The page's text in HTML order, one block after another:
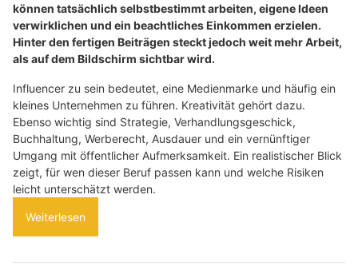
können tatsächlich selbstbestimmt arbeiten, eigene Ideen
verwirklichen und ein beachtliches Einkommen erzielen.
Hinter den fertigen Beiträgen steckt jedoch weit mehr Arbeit,
als auf dem Bildschirm sichtbar wird.
Influencer zu sein bedeutet, eine Medienmarke und häufig ein
kleines Unternehmen zu führen. Kreativität gehört dazu.
Ebenso wichtig sind Strategie, Verhandlungsgeschick,
Buchhaltung, Werberecht, Ausdauer und ein vernünftiger
Umgang mit öffentlicher Aufmerksamkeit. Ein realistischer Blick
zeigt, für wen dieser Beruf passen kann und welche Risiken
leicht unterschätzt werden.
Weiterlesen